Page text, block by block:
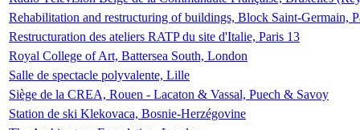
Rehabilitation and restructuring of buildings, Block Saint-Germain,
Restructuration des ateliers RATP du site d'Italie, Paris 13
Royal College of Art, Battersea South, London
Salle de spectacle polyvalente, Lille
Siège de la CREA, Rouen - Lacaton & Vassal, Puech & Savoy
Station de ski Klekovaca, Bosnie-Herzégovine